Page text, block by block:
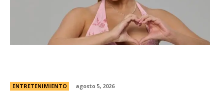
ENTRETENIMIENTO agosto 5, 2026